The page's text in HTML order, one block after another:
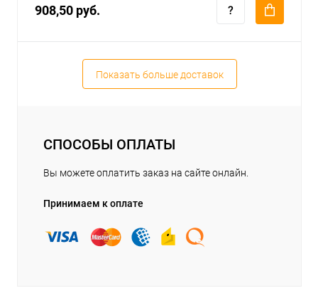
908,50 руб.
Показать больше доставок
СПОСОБЫ ОПЛАТЫ
Вы можете оплатить заказ на сайте онлайн.
Принимаем к оплате